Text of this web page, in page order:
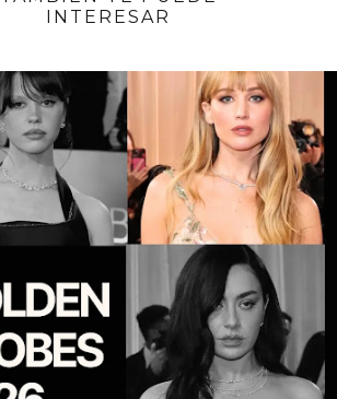
INTERESAR